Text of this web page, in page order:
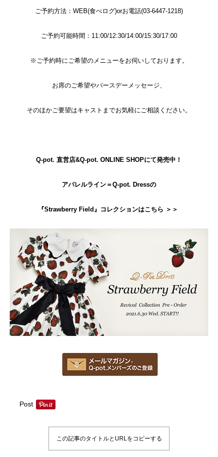
ご予約方法：WEB(食べログ)orお電話(03-6447-1218)
ご予約可能時間：11:00/12:30/14:00/15:30/17:00
※ご予約時にご希望のメニューをお伺いしております。
お席のご希望やバースデーメッセージ、
そのほかご要望はキャストまでお気軽にご相談ください。
Q-pot. 直営店&Q-pot. ONLINE SHOPにて発売中！
アパレルライン＝Q-pot. Dressの
『Strawberry Field』コレクションはこちら ＞＞
Post
この記事のタイトルとURLをコピーする